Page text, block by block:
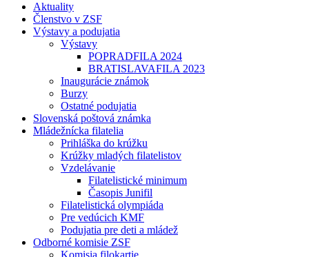
Aktuality
Členstvo v ZSF
Výstavy a podujatia
Výstavy
POPRADFILA 2024
BRATISLAVAFILA 2023
Inaugurácie známok
Burzy
Ostatné podujatia
Slovenská poštová známka
Mládežnícka filatelia
Prihláška do krúžku
Krúžky mladých filatelistov
Vzdelávanie
Filatelistické minimum
Časopis Junifil
Filatelistická olympiáda
Pre vedúcich KMF
Podujatia pre deti a mládež
Odborné komisie ZSF
Komisia filokartie